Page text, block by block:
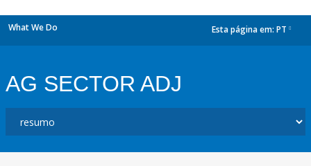
What We Do Esta página em: PT
AG SECTOR ADJ